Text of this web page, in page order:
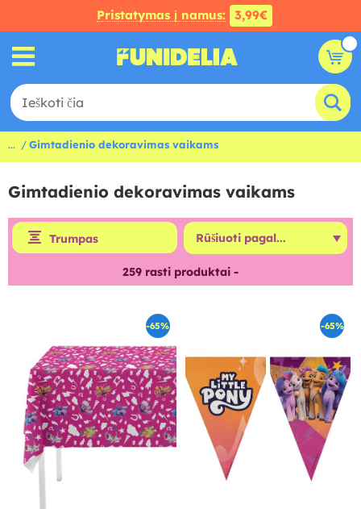
Pristatymas į namus: 3,99€
... Gimtadienio dekoravimas vaikams
Gimtadienio dekoravimas vaikams
Trumpas
259 rasti produktai -
-65% -65%